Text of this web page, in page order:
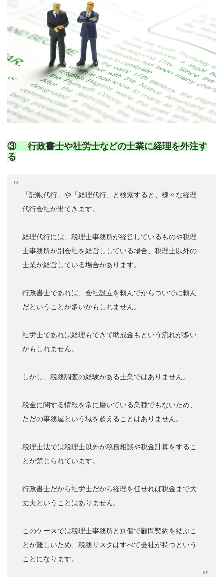
③ 行政書士や社労士などの士業に経理を外注す
る
「記帳代行」や「経理代行」と検索すると、様々な経理
代行会社が出てきます。
経理代行には、税理士事務所が経営しているものや税理
士事務所が別会社を経営ししている場合、税理士以外の
士業が経営している場合があります。
行政書士であれば、会社設立を頼んでからついでに頼ん
だということが多いかもしれません。
社労士であれば経理もできて助成金もという流れが多い
かもしれません。
しかし、税務調査の経験がある士業ではありません。
税金に関する情報を常に磨いている業種でもないため、
ただの事務屋という域を超えることはありません。
税理士法では税理士以外が税務相談や税金計算をするこ
とが禁じられています。
行政書士だから社労士だから経理を任せれば税金まで大
丈夫ということはありません。
このケースでは税理士事務所と別個で顧問契約を結ぶこ
とが難しいため、税務リスクはすべて会社が持つという
ことになります。